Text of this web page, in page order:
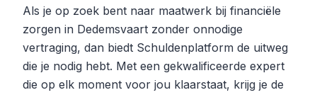
Als je op zoek bent naar maatwerk bij financiële
zorgen in Dedemsvaart zonder onnodige
vertraging, dan biedt Schuldenplatform de uitweg
die je nodig hebt. Met een gekwalificeerde expert
die op elk moment voor jou klaarstaat, krijg je de